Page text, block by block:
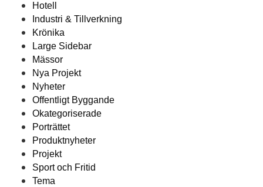
Hotell
Industri & Tillverkning
Krönika
Large Sidebar
Mässor
Nya Projekt
Nyheter
Offentligt Byggande
Okategoriserade
Porträttet
Produktnyheter
Projekt
Sport och Fritid
Tema